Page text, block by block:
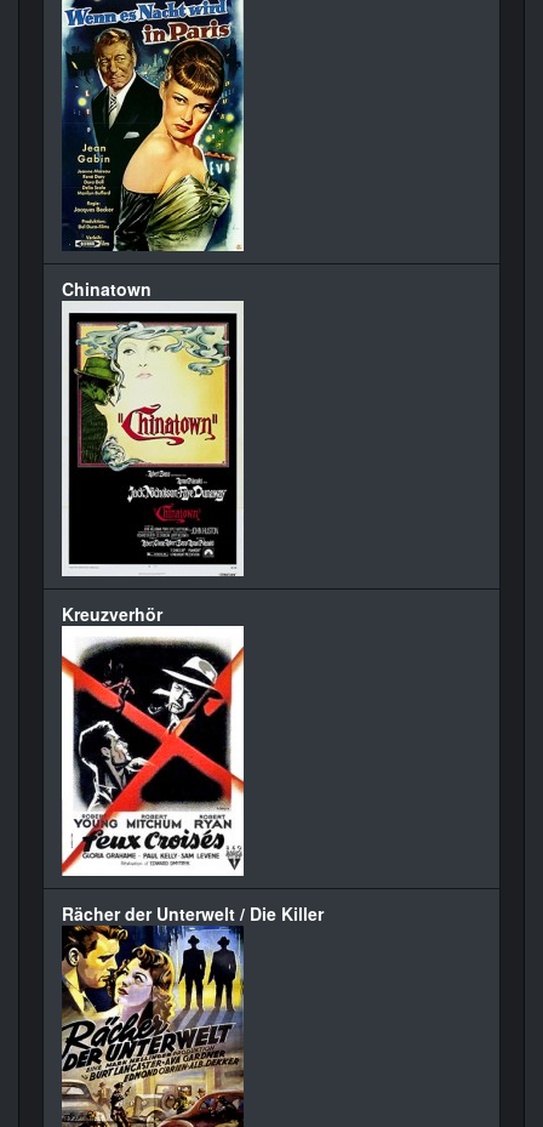
Chinatown
Kreuzverhör
Rächer der Unterwelt / Die Killer